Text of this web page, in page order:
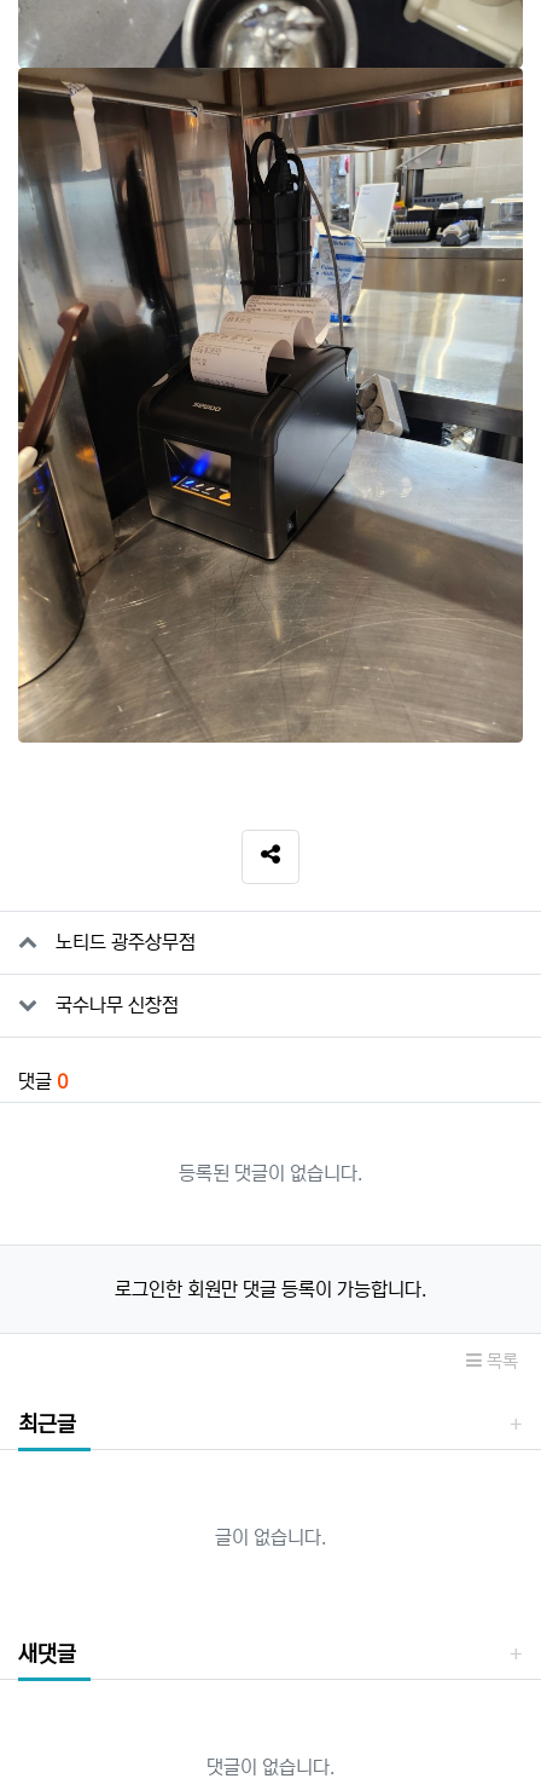
SNS 공유
관련자료노티드 광주상무점
국수나무 신창점
댓글 0
등록된 댓글이 없습니다.
로그인한 회원만 댓글 등록이 가능합니다.
목록
최근글
글이 없습니다.
새댓글
댓글이 없습니다.